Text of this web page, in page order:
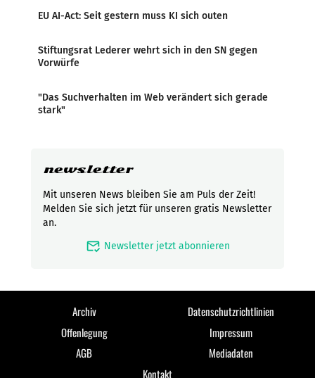
EU AI-Act: Seit gestern muss KI sich outen
Stiftungsrat Lederer wehrt sich in den SN gegen
Vorwürfe
"Das Suchverhalten im Web verändert sich gerade
stark"
newsletter
Mit unseren News bleiben Sie am Puls der Zeit!
Melden Sie sich jetzt für unseren gratis Newsletter
an.
mark_email_read Newsletter jetzt abonnieren
Archiv
Datenschutzrichtlinien
Offenlegung
Impressum
AGB
Mediadaten
Kontakt